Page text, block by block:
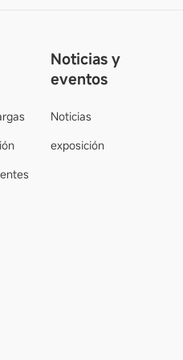
Noticias y
eventos
Noticias
exposición